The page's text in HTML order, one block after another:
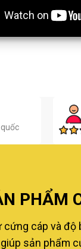
PHẨM
cáp và độ
sản phẩm